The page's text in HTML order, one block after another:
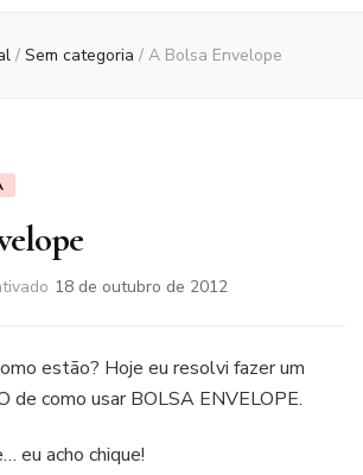
/ Sem categoria / A Bolsa Envelope
18 de outubro de 2012
estão? Hoje eu resolvi fazer um
de como usar BOLSA ENVELOPE.
eu acho chique!